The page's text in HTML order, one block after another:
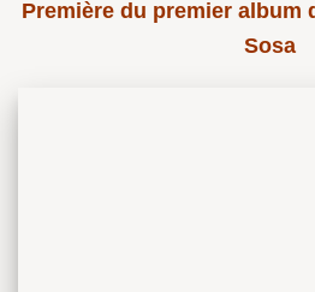
Première du premier album
Sosa